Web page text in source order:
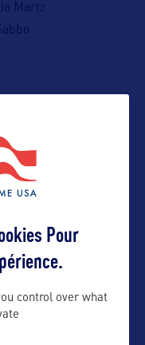
Martz
Pour
control over what